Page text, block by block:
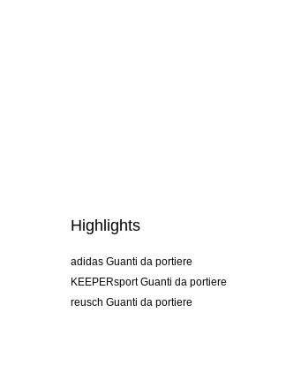
Highlights
adidas Guanti da portiere
KEEPERsport Guanti da portiere
reusch Guanti da portiere